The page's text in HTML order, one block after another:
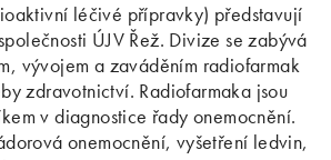
léčivé přípravky) představují
ÚJV Řež. Divize se zabývá
vývojem a zaváděním radiofarmak
zdravotnictví. Radiofarmaka jsou
v diagnostice řady onemocnění.
onemocnění, vyšetření ledvin,